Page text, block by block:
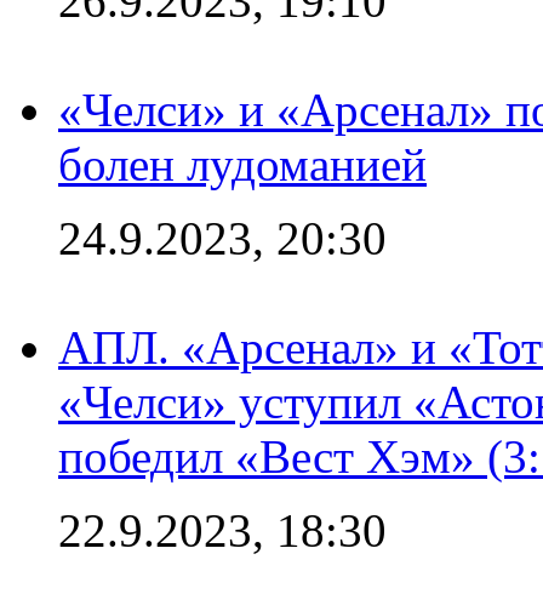
«Челси» и «Арсенал»
болен лудоманией
24.9.2023, 20:30
АПЛ. «Арсенал» и
«Челси» уступил
победил «Вест Хэм»
22.9.2023, 18:30